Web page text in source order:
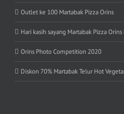
Outlet ke 100 Martabak Pizza Orins
Hari kasih sayang Martabak Pizza
Orins Photo Competition 2020
Diskon 70% Martabak Telur Hot